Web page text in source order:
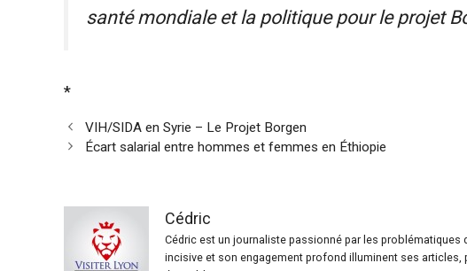
santé mondiale et la politique pour le projet
*
VIH/SIDA en Syrie – Le Projet Borgen
Écart salarial entre hommes et femmes en Éthiopie
Cédric
Cédric est un journaliste passionné par les
incisive et son engagement profond illuminent ses